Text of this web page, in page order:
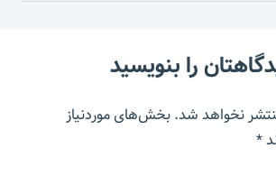
را بنویسید
نخواهد شد.بخش‌های موردنیاز
*